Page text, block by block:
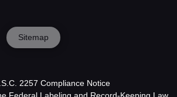
Sitemap
2257 Compliance Notice